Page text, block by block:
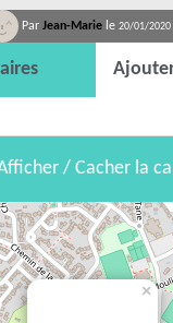
Par Jean-Marie le 20/01/2020
/ Cacher la
×